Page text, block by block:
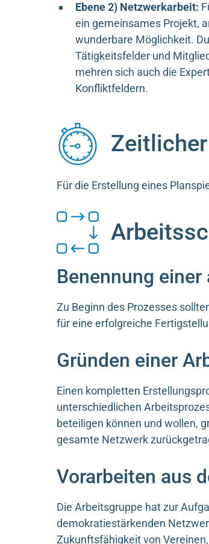
Ebene 2) Netzwerkarbeit:
ein gemeinsames Projekt,
wunderbare Möglichkeit.
Tätigkeitsfelder und
mehren sich auch die
Konfliktfeldern.
Für die Erstellung eines
Benennung
Zu Beginn des Prozesses
für eine erfolgreiche
Gründen einer
Einen kompletten
unterschiedlichen
beteiligen können und wollen,
gesamte Netzwerk
Vorarbeiten aus
Die Arbeitsgruppe hat zur
demokratiestärkenden
Zukunftsfähigkeit von